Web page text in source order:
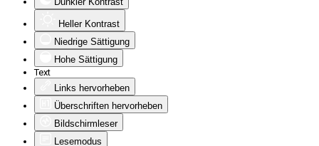
Heller Kontrast
Niedrige Sättigung
Hohe Sättigung
Text
Links hervorheben
Überschriften hervorheben
Bildschirmleser
Lesemodus